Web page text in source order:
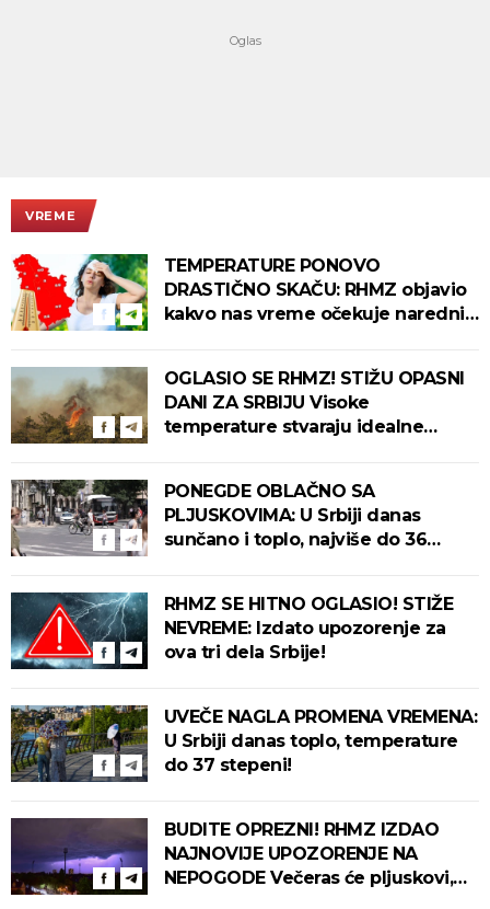
VREME
TEMPERATURE PONOVO
DRASTIČNO SKAČU: RHMZ objavio
kakvo nas vreme očekuje narednih
OGLASIO SE RHMZ! STIŽU OPASNI
DANI ZA SRBIJU Visoke
temperature stvaraju idealne
PONEGDE OBLAČNO SA
PLJUSKOVIMA: U Srbiji danas
sunčano i toplo, najviše do 36
RHMZ SE HITNO OGLASIO! STIŽE
NEVREME: Izdato upozorenje za
ova tri dela Srbije!
UVEČE NAGLA PROMENA VREMENA:
U Srbiji danas toplo, temperature
do 37 stepeni!
BUDITE OPREZNI! RHMZ IZDAO
NAJNOVIJE UPOZORENJE NA
NEPOGODE Večeras će pljuskovi,